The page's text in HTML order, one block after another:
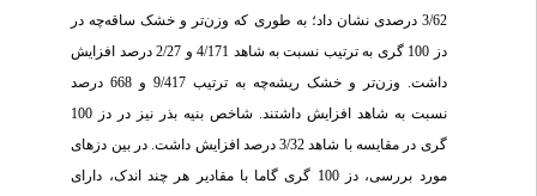
3/62 درصدی نشان داد؛ به طوری که وزن‌تر و خشک ساقه‌چه در
دز 100 گری به ترتیب نسبت به شاهد 4/171 و 2/27 درصد افزایش
داشت. وزن‌تر و خشک ریشه‌چه به ترتیب 9/417 و 668 درصد
نسبت به شاهد افزایش داشتند. شاخص بنیه بذر نیز در دز 100
گری در مقایسه با شاهد 3/32 درصد افزایش داشت. در بین دزهای
مورد بررسی، دز 100 گری گاما با مقادیر هر چند اندک، دارای